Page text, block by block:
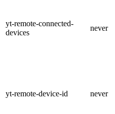
yt-remote-connected-
devices
never
yt-remote-device-id never